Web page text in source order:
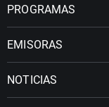
PROGRAMAS
EMISORAS
NOTICIAS